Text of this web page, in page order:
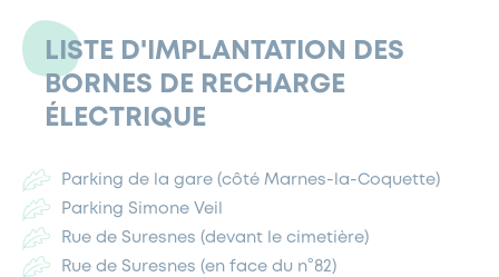
LISTE D'IMPLANTATION DES
BORNES DE RECHARGE
ÉLECTRIQUE
Parking de la gare (côté Marnes-la-Coquette)
Parking Simone Veil
Rue de Suresnes (devant le cimetière)
Rue de Suresnes (en face du n°82)